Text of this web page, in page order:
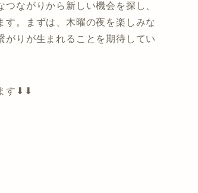
ながりから新しい機会を探し、
す。まずは、木曜の夜を楽しみな
がりが生まれることを期待してい
す⬇⬇